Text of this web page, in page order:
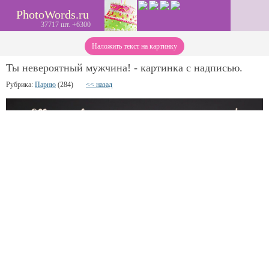
PhotoWords.ru
37717 шт. +6300
Наложить текст на картинку
Ты невероятный мужчина! - картинка с надписью.
Рубрика: Парню (284) << назад